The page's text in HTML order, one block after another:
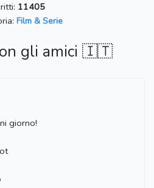
11405
Film & Serie
gli amici 🇮🇹
giorno!